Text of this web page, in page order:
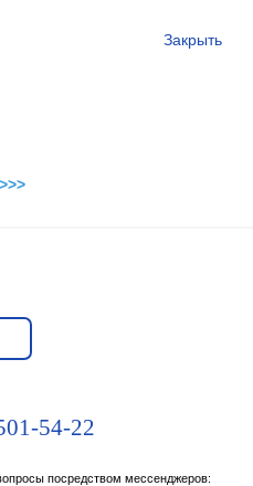
Закрыть
54-22
посредством мессенджеров: